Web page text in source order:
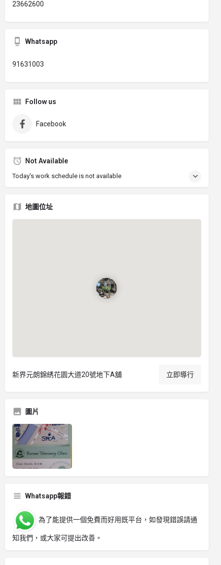
23662600
Whatsapp
91631003
Follow us
Facebook
Not Available
Today's work schedule is not available
地圖位址
新界元朗錦綉花園大道20號地下A舖 立即導行
圖片
Whatsapp報錯
為了能提供一個免費而好用既平台，如發現錯誤請通
知我們，或大家可提出改善。